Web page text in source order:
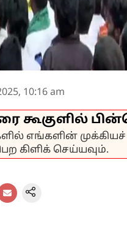
10:16 am
கூகுளில்
எங்களின்
கிளிக் செய்யவும்.